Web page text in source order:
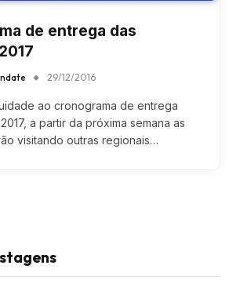
de entrega das
29/12/2016
ao cronograma de entrega
a partir da próxima semana as
visitando outras regionais…